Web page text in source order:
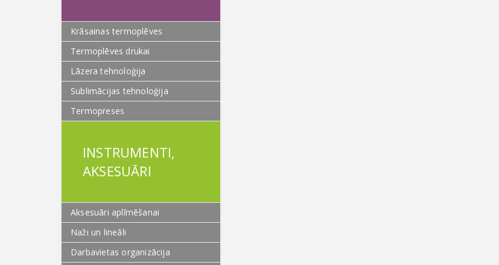
Krāsainas termoplēves
Termoplēves drukai
Lāzera tehnoloģija
Sublimācijas tehnoloģija
Termopreses
INSTRUMENTI,
AKSESUĀRI
Aksesuāri aplīmēšanai
Naži un lineāli
Darbavietas organizācija